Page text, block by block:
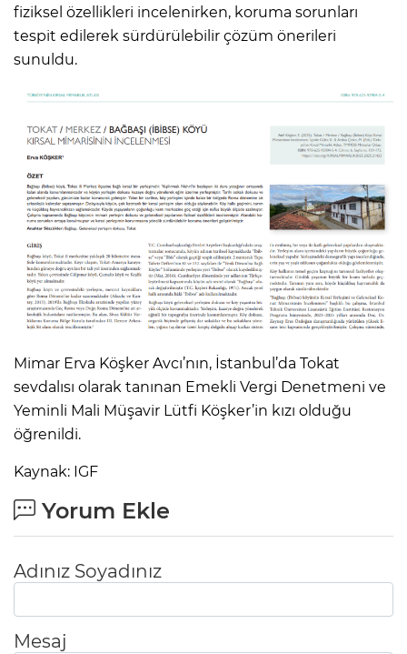
fiziksel özellikleri incelenirken, koruma sorunları
tespit edilerek sürdürülebilir çözüm önerileri
sunuldu.
Mimar Erva Köşker Avcı’nın, İstanbul’da Tokat
sevdalısı olarak tanınan Emekli Vergi Denetmeni ve
Yeminli Mali Müşavir Lütfi Köşker’in kızı olduğu
öğrenildi.
Kaynak: IGF
Yorum Ekle
Adınız Soyadınız
Mesaj